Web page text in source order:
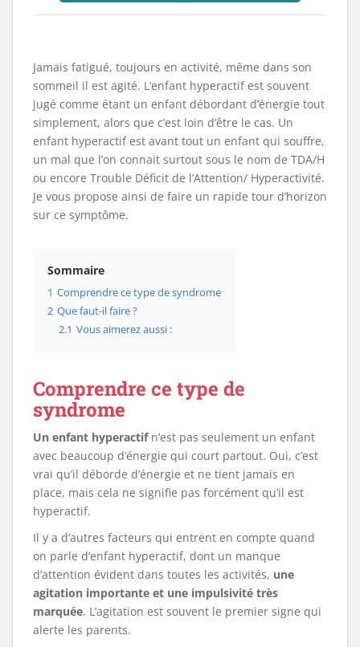
Jamais fatigué, toujours en activité, même dans son
sommeil il est agité. L’enfant hyperactif est souvent
jugé comme étant un enfant débordant d’énergie tout
simplement, alors que c’est loin d’être le cas. Un
enfant hyperactif est avant tout un enfant qui souffre,
un mal que l’on connait surtout sous le nom de TDA/H
ou encore Trouble Déficit de l’Attention/ Hyperactivité.
Je vous propose ainsi de faire un rapide tour d’horizon
sur ce symptôme.
Sommaire
1 Comprendre ce type de syndrome
2 Que faut-il faire ?
2.1 Vous aimerez aussi :
Comprendre ce type de
syndrome
Un enfant hyperactifn’est pas seulement un enfant
avec beaucoup d’énergie qui court partout. Oui, c’est
vrai qu’il déborde d’énergie et ne tient jamais en
place, mais cela ne signifie pas forcément qu’il est
hyperactif.
Il y a d’autres facteurs qui entrent en compte quand
on parle d’enfant hyperactif, dont un manque
d’attention évident dans toutes les activités, une
agitation importante et une impulsivité très
marquée. L’agitation est souvent le premier signe qui
alerte les parents.